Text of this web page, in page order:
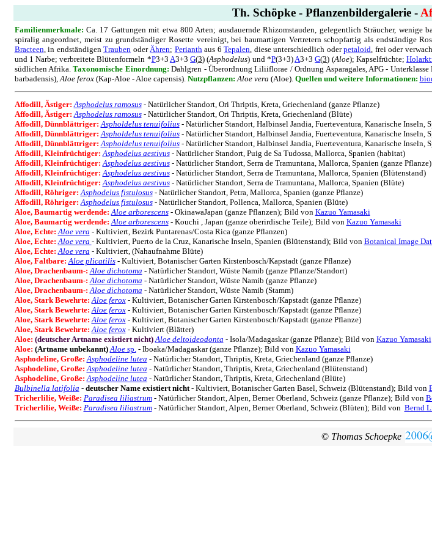
Th. Schöpke - Pflanzenbildergalerie -
Familienmerkmale: Ca. 17 Gattungen mit etwa 800 Arten; ausdauernde Rhizomstauden, gelegentlich Sträucher,
spiralig angeordnet, meist zu grundständiger Rosette vereinigt, bei baumartigen Vertretern schopfartig als endständige
Bracteen, in endständigenTrauben oderÄhren; Perianthaus 6Tepalen, diese unterschiedlich oderpetaloid, frei oder
und 1 Narbe; verbreitete Blütenformeln *P3+3 A3+3G(3) (Asphodelus) und *P(3+3)A3+3G(3) (Aloe); Kapselfrüchte;
südlichen Afrika.Taxonomische Einordnung: Dahlgren - Überordnung Liliiflorae / Ordnung Asparagales, APG -
barbadensis),Aloe ferox(Kap-Aloe - Aloe capensis). Nutzpflanzen:Aloe vera (Aloe). Quellen und weitere Informationen:
Affodill, Ästiger: Asphodelus ramosus- Natürlicher Standort, Ori Thriptis, Kreta, Griechenland (ganze Pflanze)
Affodill, Ästiger: Asphodelus ramosus- Natürlicher Standort, Ori Thriptis, Kreta, Griechenland (Blüte)
Affodill, Dünnblättriger: Aspholdelus tenuifolius- Natürlicher Standort, Halbinsel Jandia, Fuerteventura, Kanarische Inseln,
Affodill, Dünnblättriger: Aspholdelus tenuifolius- Natürlicher Standort, Halbinsel Jandia, Fuerteventura, Kanarische Inseln,
Affodill, Dünnblättriger: Aspholdelus tenuifolius- Natürlicher Standort, Halbinsel Jandia, Fuerteventura, Kanarische Inseln,
Affodill, Kleinfrüchtiger: Asphodelus aestivus- Natürlicher Standort, Puig de Sa Tudossa, Mallorca, Spanien (habitat)
Affodill, Kleinfrüchtiger: Asphodelus aestivus- Natürlicher Standort, Serra de Tramuntana, Mallorca, Spanien (ganze Pflanze)
Affodill, Kleinfrüchtiger: Asphodelus aestivus- Natürlicher Standort, Serra de Tramuntana, Mallorca, Spanien (Blütenstand)
Affodill, Kleinfrüchtiger: Asphodelus aestivus- Natürlicher Standort, Serra de Tramuntana, Mallorca, Spanien (Blüte)
Affodill, Röhriger: Asphodelus fistulosus- Natürlicher Standort, Petra, Mallorca, Spanien (ganze Pflanze)
Affodill, Röhriger: Asphodelus fistulosus- Natürlicher Standort, Pollenca, Mallorca, Spanien (Blüte)
Aloe, Baumartig werdende: Aloe arborescens- OkinawaJapan (ganze Pflanzen); Bild von Kazuo Yamasaki
Aloe, Baumartig werdende: Aloe arborescens- Kouchi , Japan (ganze oberirdische Teile); Bild von Kazuo Yamasaki
Aloe, Echte:Aloe vera - Kultiviert, Bezirk Puntarenas/Costa Rica (ganze Pflanzen)
Aloe, Echte:Aloe vera - Kultiviert, Puerto de la Cruz, Kanarische Inseln, Spanien (Blütenstand); Bild von Botanical Image
Aloe, Echte:Aloe vera - Kultiviert, (Nahaufnahme Blüte)
Aloe, Faltbare:Aloe plicatilis- Kultiviert, Botanischer Garten Kirstenbosch/Kapstadt (ganze Pflanze)
Aloe, Drachenbaum-:Aloe dichotoma - Natürlicher Standort, Wüste Namib (ganze Pflanze/Standort)
Aloe, Drachenbaum-:Aloe dichotoma - Natürlicher Standort, Wüste Namib (ganze Pflanze)
Aloe, Drachenbaum-:Aloe dichotoma - Natürlicher Standort, Wüste Namib (Stamm)
Aloe, Stark Bewehrte:Aloe ferox- Kultiviert, Botanischer Garten Kirstenbosch/Kapstadt (ganze Pflanze)
Aloe, Stark Bewehrte:Aloe ferox- Kultiviert, Botanischer Garten Kirstenbosch/Kapstadt (ganze Pflanze)
Aloe, Stark Bewehrte:Aloe ferox- Kultiviert, Botanischer Garten Kirstenbosch/Kapstadt (ganze Pflanze)
Aloe, Stark Bewehrte:Aloe ferox- Kultiviert (Blätter)
Aloe: (deutscher Artname existiert nicht)Aloe deltoideodonta - Isola/Madagaskar (ganze Pflanze); Bild von Kazuo Yamasaki
Aloe: (Artname unbekannt)Aloesp.- Iboaka/Madagaskar (ganze Pflanze); Bild von Kazuo Yamasaki
Asphodeline, Große: Asphodeline lutea - Natürlicher Standort, Thriptis, Kreta, Griechenland (ganze Pflanze)
Asphodeline, Große: Asphodeline lutea - Natürlicher Standort, Thriptis, Kreta, Griechenland (Blütenstand)
Asphodeline, Große: Asphodeline lutea - Natürlicher Standort, Thriptis, Kreta, Griechenland (Blüte)
Bulbinella latifolia - deutscher Name existiert nicht- Kultiviert, Botanischer Garten Basel, Schweiz (Blütenstand); Bild von
Tricherlilie, Weiße: Paradisea liliastrum- Natürlicher Standort, Alpen, Berner Oberland, Schweiz (ganze Pflanze); Bild von
Tricherlilie, Weiße: Paradisea liliastrum- Natürlicher Standort, Alpen, Berner Oberland, Schweiz (Blüten); Bild von Bernd
© Thomas Schoepke